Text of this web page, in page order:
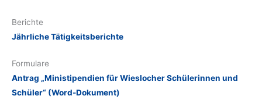
Berichte
Jährliche Tätigkeitsberichte
Formulare
Antrag „Ministipendien für Wieslocher Schülerinnen und
Schüler“ (Word-Dokument)